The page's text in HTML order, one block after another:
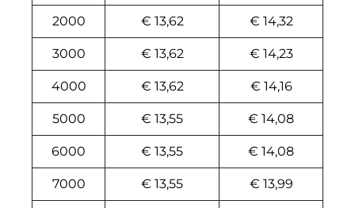
2000 € 13,62 € 14,32
3000 € 13,62 € 14,23
4000 € 13,62 € 14,16
5000 € 13,55 € 14,08
6000 € 13,55 € 14,08
7000 € 13,55 € 13,99